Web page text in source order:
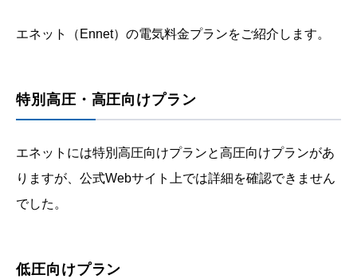
エネット（Ennet）の電気料金プランをご紹介します。
特別高圧・高圧向けプラン
エネットには特別高圧向けプランと高圧向けプランがあ
りますが、公式Webサイト上では詳細を確認できません
でした。
低圧向けプラン